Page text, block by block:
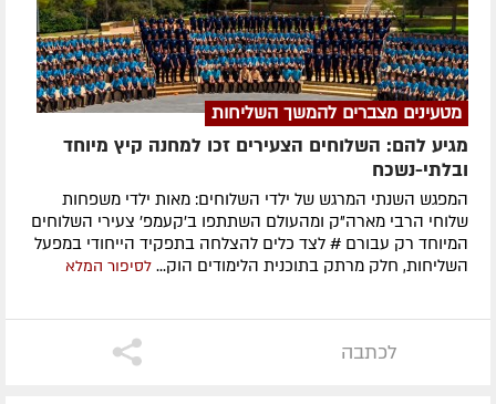
מטעינים מצברים להמשך השליחות
מגיע להם: השלוחים הצעירים זכו למחנה קיץ מיוחד
ובלתי-נשכח
המפגש השנתי המרגש של ילדי השלוחים: מאות ילדי משפחות
שלוחי הרבי מארה"ק ומהעולם השתתפו ב'קעמפ' צעירי השלוחים
המיוחד רק עבורם # לצד כלים להצלחה בתפקיד הייחודי במפעל
השליחות, חלק מרתק בתוכנית הלימודים הוק... לסיפור המלא
לכתבה